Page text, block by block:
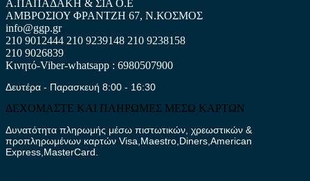
Α.ΠΑΠΑΔΑΚΗ & ΣΙΑ Ο.Ε
ΑΜΒΡΟΣΙΟΥ ΦΡΑΝΤΖΗ 67, Ν.ΚΟΣΜΟΣ
info@ggp.gr
210 9012444 210 9239148 210 9238158
210 9026839
Κινητό-Viber-whatsapp : 6980507900
Δευτέρα - Παρασκευή 8:00 - 16:30
ΔΕΧΟΜΑΣΤΕ ΚΑΙ ΠΛΗΡΩΜΕΣ ΜΕΣΩ ΚΑΡΤΩΝ
Δυνατότητα πληρωμής μέσω πιστωτικών, χρεωστικών &
προπληρωμένων καρτών Visa,Maestro,Diners,American
Express,MasterCard.